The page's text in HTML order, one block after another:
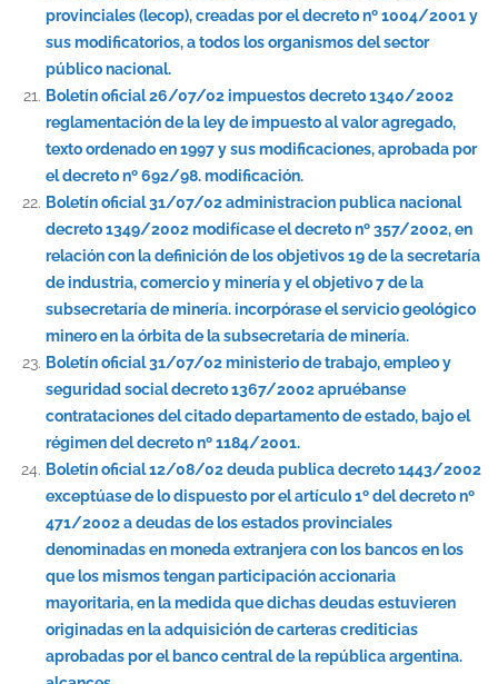
provinciales (lecop), creadas por el decreto nº 1004/2001 y
sus modificatorios, a todos los organismos del sector
público nacional.
Boletín oficial 26/07/02 impuestos decreto 1340/2002
reglamentación de la ley de impuesto al valor agregado,
texto ordenado en 1997 y sus modificaciones, aprobada por
el decreto nº 692/98. modificación.
Boletín oficial 31/07/02 administracion publica nacional
decreto 1349/2002 modifícase el decreto nº 357/2002, en
relación con la definición de los objetivos 19 de la secretaría
de industria, comercio y minería y el objetivo 7 de la
subsecretaría de minería. incorpórase el servicio geológico
minero en la órbita de la subsecretaría de minería.
Boletín oficial 31/07/02 ministerio de trabajo, empleo y
seguridad social decreto 1367/2002 apruébanse
contrataciones del citado departamento de estado, bajo el
régimen del decreto nº 1184/2001.
Boletín oficial 12/08/02 deuda publica decreto 1443/2002
exceptúase de lo dispuesto por el artículo 1º del decreto nº
471/2002 a deudas de los estados provinciales
denominadas en moneda extranjera con los bancos en los
que los mismos tengan participación accionaria
mayoritaria, en la medida que dichas deudas estuvieren
originadas en la adquisición de carteras crediticias
aprobadas por el banco central de la república argentina.